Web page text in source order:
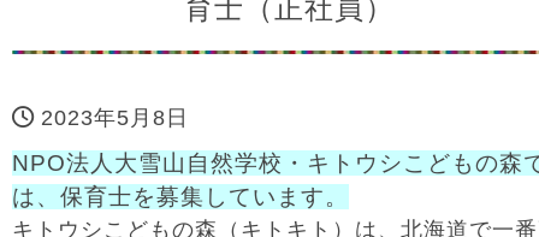
育士（正社員）
2023年5月8日
NPO法人大雪山自然学校・キトウシこどもの森
は、保育士を募集しています。
キトウシこどもの森（キトキト）は、北海道で一